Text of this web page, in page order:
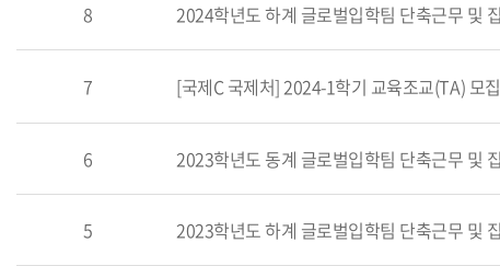
8
7 [국제C 국제처] 2024-1학기 교육조교(TA) 모집
6
5